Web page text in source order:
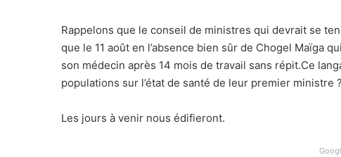
Rappelons que le conseil de ministres qui devrait se
que le 11 août en l’absence bien sûr de Chogel Maïga
son médecin après 14 mois de travail sans répit.Ce
populations sur l’état de santé de leur premier ministre ?
Les jours à venir nous édifieront.